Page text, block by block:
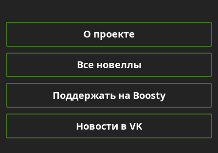
О проекте
Все новеллы
Поддержать на Boosty
Новости в VK